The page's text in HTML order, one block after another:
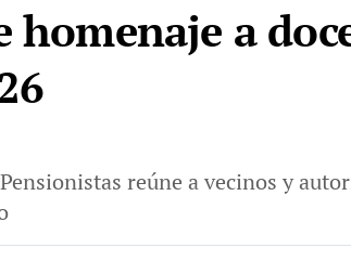
homenaje a
reúne a vecinos y